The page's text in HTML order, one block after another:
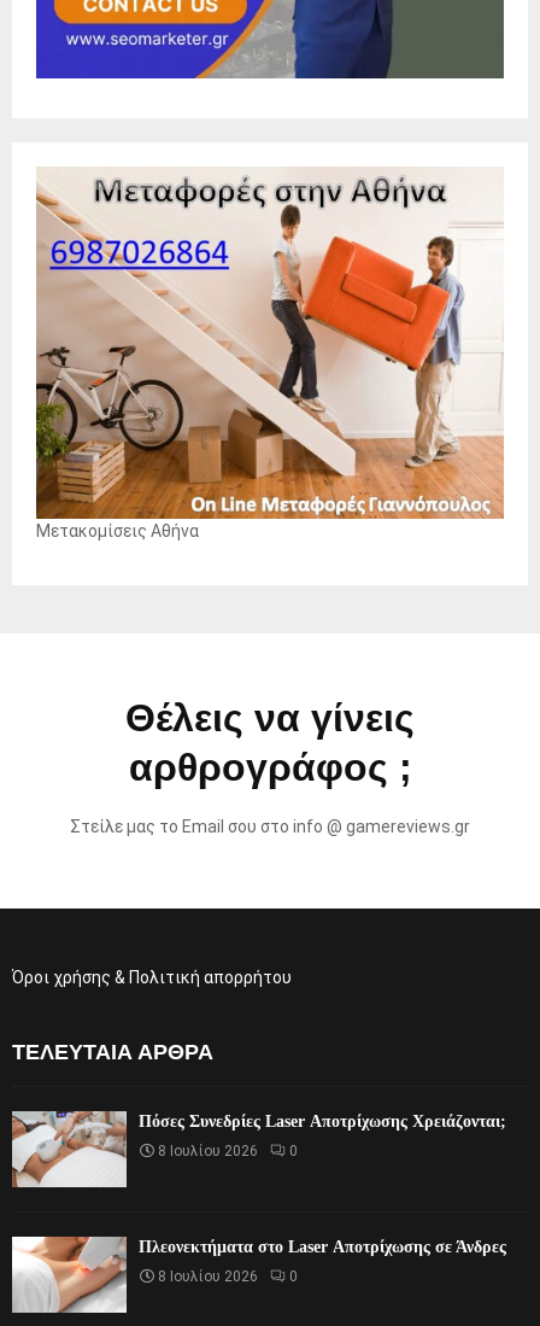
Μετακομίσεις Αθήνα
Θέλεις να γίνεις
αρθρογράφος ;
Στείλε μας το Email σου στο info @ gamereviews.gr
Όροι χρήσης & Πολιτική απορρήτου
ΤΕΛΕΥΤΑΊΑ ΆΡΘΡΑ
Πόσες Συνεδρίες Laser Αποτρίχωσης Χρειάζονται;
8 Ιουλίου 2026 0
Πλεονεκτήματα στο Laser Αποτρίχωσης σε Άνδρες
8 Ιουλίου 2026 0